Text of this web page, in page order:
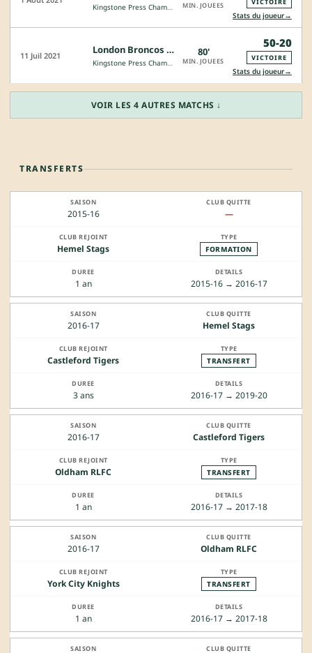
Kingstone Press Championship MIN. JOUEES VICTOIRE
Stats du joueur→
11 Juil 2021 London Broncos - York City Knights
Kingstone Press Championship
80'
MIN. JOUEES
50-20
VICTOIRE
Stats du joueur→
VOIR LES 4 AUTRES MATCHS ↓
TRANSFERTS
2015-16 —
Hemel Stags FORMATION
1 an 2015-16 → 2016-17
2016-17 Hemel Stags
Castleford Tigers TRANSFERT
3 ans 2016-17 → 2019-20
2016-17 Castleford Tigers
Oldham RLFC TRANSFERT
1 an 2016-17 → 2017-18
2016-17 Oldham RLFC
York City Knights TRANSFERT
1 an 2016-17 → 2017-18